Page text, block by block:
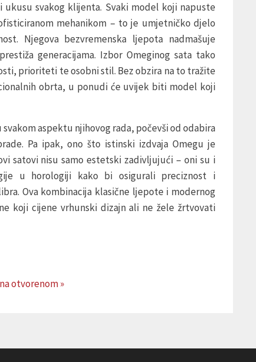
svakog klijenta. Svaki model koji napuste
mehanikom – to je umjetničko djelo
Njegova bezvremenska ljepota nadmašuje
generacijama. Izbor Omeginog sata tako
prioriteti te osobni stil. Bez obzira na to tražite
obrta, u ponudi će uvijek biti model koji
aspektu njihovog rada, počevši od odabira
Pa ipak, ono što istinski izdvaja Omegu je
satovi nisu samo estetski zadivljujući – oni su i
u horologiji kako bi osigurali preciznost i
Ova kombinacija klasične ljepote i modernog
koji cijene vrhunski dizajn ali ne žele žrtvovati
otvorenom »